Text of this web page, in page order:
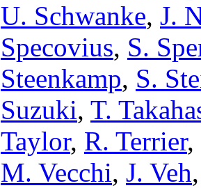
U. Schwanke, J.
Specovius, S.
Steenkamp, S.
Suzuki, T.
Taylor, R. Terrier,
M. Vecchi, J. Veh